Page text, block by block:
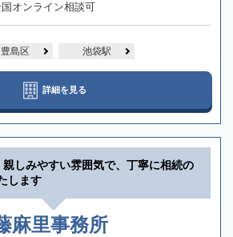
オンライン相談可
豊島区 池袋駅
詳細を見る
親しみやすい雰囲気で、丁寧に相続の
します
麻里事務所